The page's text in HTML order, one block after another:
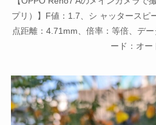
プリ）】F値：1.7、シ ャッタースピ
点距離：4.71mm、倍率：等倍、デ
ード：オー